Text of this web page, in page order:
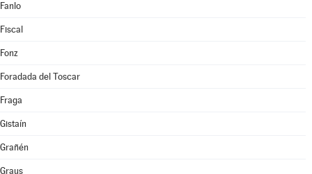
Fanlo
Fiscal
Fonz
Foradada del Toscar
Fraga
Gistaín
Grañén
Graus